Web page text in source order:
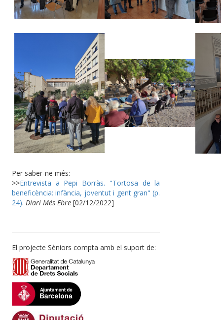
Per saber-ne més:
>>Entrevista a Pepi Borràs. "Tortosa de la
beneficència: infància, joventut i gent gran" (p.
24). Diari Més Ebre [02/12/2022]
El projecte Sèniors compta amb el suport de: